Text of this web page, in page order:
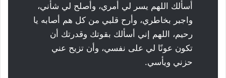
أسألك اللهم يسر لي أمري، وأصلح لي شأني،
واجبر بخاطري، وأرح قلبي من كل هم أصابه يا
رحيم، اللهم إني أسألك بقوتك وقدرتك أن
تكون عونًا لي على نفسي، وأن تزيح عني
حزني ويأسي.